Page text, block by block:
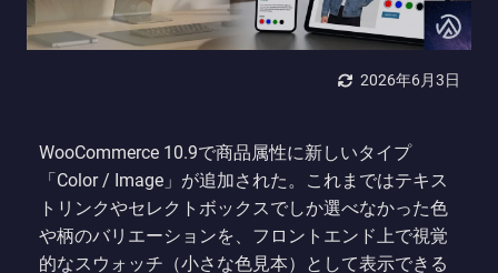
2026年6月3日
WooCommerce 10.9で商品属性に新しいタイプ
「Color / Image」が追加された。これまではテキス
トリンクやセレクトボックスでしか選べなかった色
や柄のバリエーションを、フロントエンド上で視覚
的なスウォッチ（小さな色見本）として表示できる